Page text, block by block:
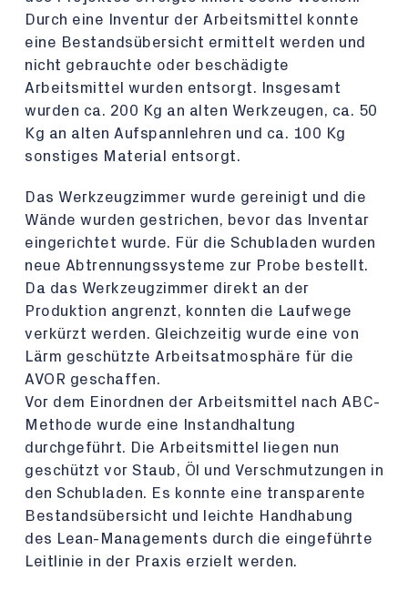
Durch eine Inventur der Arbeitsmittel konnte
eine Bestandsübersicht ermittelt werden und
nicht gebrauchte oder beschädigte
Arbeitsmittel wurden entsorgt. Insgesamt
wurden ca. 200 Kg an alten Werkzeugen, ca. 50
Kg an alten Aufspannlehren und ca. 100 Kg
sonstiges Material entsorgt.
Das Werkzeugzimmer wurde gereinigt und die
Wände wurden gestrichen, bevor das Inventar
eingerichtet wurde. Für die Schubladen wurden
neue Abtrennungssysteme zur Probe bestellt.
Da das Werkzeugzimmer direkt an der
Produktion angrenzt, konnten die Laufwege
verkürzt werden. Gleichzeitig wurde eine von
Lärm geschützte Arbeitsatmosphäre für die
AVOR geschaffen.
Vor dem Einordnen der Arbeitsmittel nach ABC-
Methode wurde eine Instandhaltung
durchgeführt. Die Arbeitsmittel liegen nun
geschützt vor Staub, Öl und Verschmutzungen in
den Schubladen. Es konnte eine transparente
Bestandsübersicht und leichte Handhabung
des Lean-Managements durch die eingeführte
Leitlinie in der Praxis erzielt werden.